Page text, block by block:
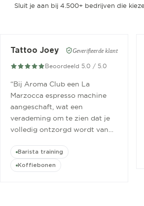
Sluit je aan bij 4.500+ bedrijven die
Tattoo Joey Geverifieerde klant
Beoordeeld 5.0 / 5.0
“Bij Aroma Club een La
Marzocca espresso machine
aangeschaft, wat een
verademing om te zien dat je
volledig ontzorgd wordt van
cursus.”
Barista training
Koffiebonen